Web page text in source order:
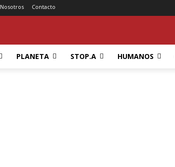
Nosotros Contacto
PLANETA STOP.A HUMANOS